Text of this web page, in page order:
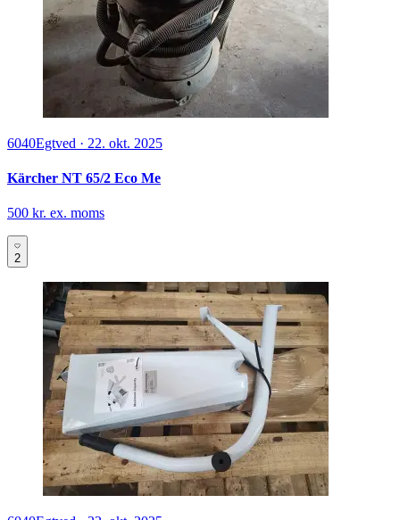
6040Egtved · 22. okt. 2025
Kärcher NT 65/2 Eco Me
500 kr. ex. moms
2